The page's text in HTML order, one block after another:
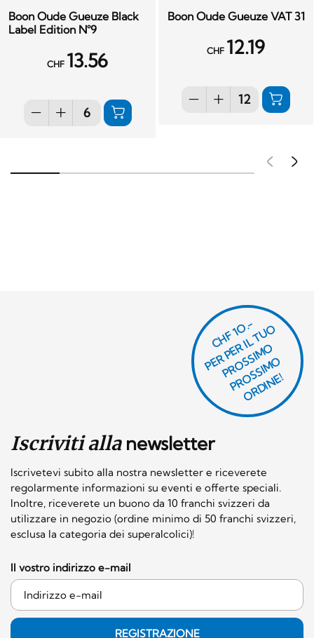
Boon Oude Gueuze Black
Label Edition N°9
CHF 13.56
Boon Oude Gueuze VAT 31
CHF 12.19
Iscriviti allanewsletter
Iscrivetevi subito alla nostra newsletter e riceverete
regolarmente informazioni su eventi e offerte speciali.
Inoltre, riceverete un buono da 10 franchi svizzeri da
utilizzare in negozio (ordine minimo di 50 franchi svizzeri,
esclusa la categoria dei superalcolici)!
CHF 1O.-
P
E
R
P
E
R I
L
T
U
O
P
R
O
S
SI
M
O
P
R
O
S
SI
M
O
O
R
DI
N
E!
Il vostro indirizzo e-mail
REGISTRAZIONE